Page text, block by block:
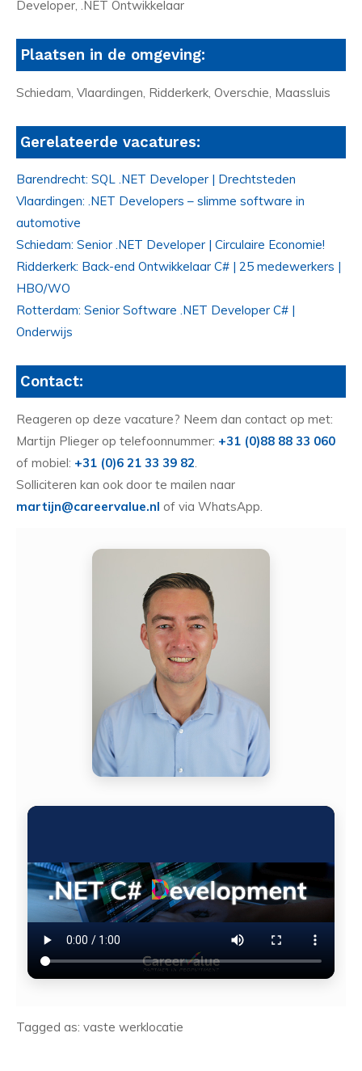
Developer, .NET Ontwikkelaar
Plaatsen in de omgeving:
Schiedam, Vlaardingen, Ridderkerk, Overschie, Maassluis
Gerelateerde vacatures:
Barendrecht: SQL .NET Developer | Drechtsteden
Vlaardingen: .NET Developers – slimme software in
automotive
Schiedam: Senior .NET Developer | Circulaire Economie!
Ridderkerk: Back-end Ontwikkelaar C# | 25 medewerkers |
HBO/WO
Rotterdam: Senior Software .NET Developer C# |
Onderwijs
Contact:
Reageren op deze vacature? Neem dan contact op met:
Martijn Plieger op telefoonnummer: +31 (0)88 88 33 060
of mobiel: +31 (0)6 21 33 39 82.
Solliciteren kan ook door te mailen naar
martijn@careervalue.nl of via WhatsApp.
Tagged as: vaste werklocatie